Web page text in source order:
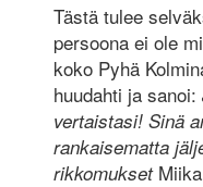
Tästä tulee
persoona ei ole
koko Pyhä
huudahti ja sanoi:
vertaistasi! Sinä
rankaisematta
rikkomuksetMiika